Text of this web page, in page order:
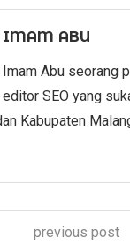
IMAM ABU
Imam Abu seorang
editor SEO yang
Kabupaten
previous post